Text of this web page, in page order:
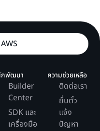
พัฒนา
Builder
Center
SDK และ
เครื่องมือ
ความช่วยเหลือ
ติดต่อเรา
ยื่นตั๋ว
แจ้ง
ปัญหา